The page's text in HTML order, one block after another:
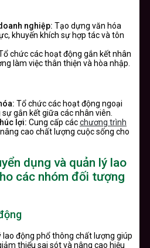
nghiệp: Tạo dựng văn hóa
khuyến khích sự hợp tác và tôn
chức các hoạt động gắn kết nhân
làm việc thân thiện và hòa nhập.
Tổ chức các hoạt động ngoại
gắn kết giữa các nhân viên.
lợi: Cung cấp cácchương trình
cao chất lượng cuộc sống cho
dụng và quản lý lao
các nhóm đối tượng
lao động phổ thông chất lượng giúp
thiểu sai sót và nâng cao hiệu